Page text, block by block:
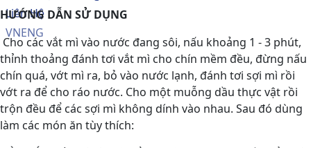
Liên Hệ
VNENG
HƯỚNG DẪN SỬ DỤNG
Cho các vắt mì vào nước đang sôi, nấu khoảng 1 - 3 phút,
thỉnh thoảng đánh tơi vắt mì cho chín mềm đều, đừng nấu
chín quá, vớt mì ra, bỏ vào nước lạnh, đánh tơi sợi mì rồi
vớt ra để cho ráo nước. Cho một muỗng dầu thực vật rồi
trộn đều để các sợi mì không dính vào nhau. Sau đó dùng
làm các món ăn tùy thích: